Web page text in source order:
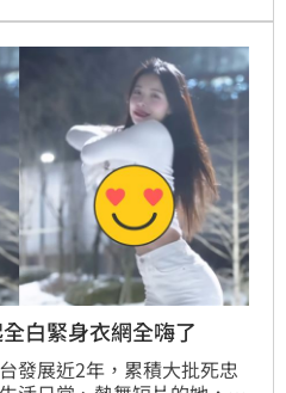
不要再大雪就山難頻傳。
白緊身衣網全嗨了
發展近2年，累積大批死忠